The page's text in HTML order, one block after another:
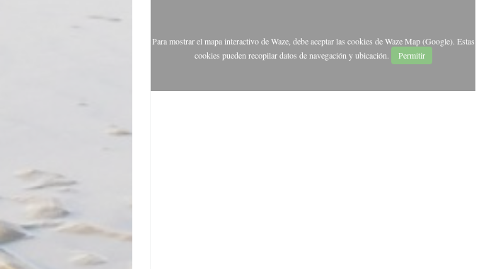
Para mostrar el mapa interactivo de Waze, debe aceptar las cookies de Waze Map (Google). Estas
cookies pueden recopilar datos de navegación y ubicación.
Permitir